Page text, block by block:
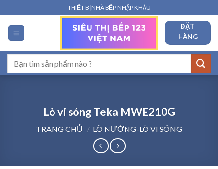
qua
nội
dung
THIẾT BỊ NHÀ BẾP NHẬP KHẨU
ĐẶT
HÀNG
kiếm:
Lò vi sóng Teka MWE210G
TRANG CHỦ / LÒ NƯỚNG-LÒ VI SÓNG